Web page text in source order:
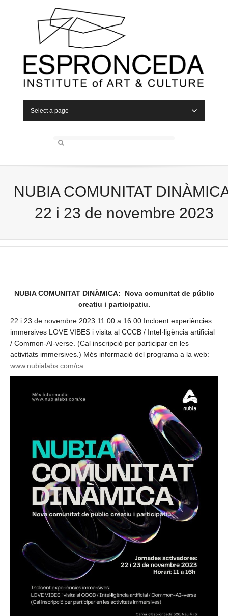
Select a page
NUBIA COMUNITAT
22 i 23 de novembre 2023
NUBIA COMUNITAT DINÀMICA: Nova comunitat de públic
creatiu i participatiu.
22 i 23 de novembre 2023 11:00 a 16:00 Incloent experiències
immersives LOVE VIBES i visita al CCCB / Intel·ligència artificial
/ Common-AI-verse. (Cal inscripció per participar en les
activitats immersives.) Més informació del programa a la web:
www.nubialabs.com/ca